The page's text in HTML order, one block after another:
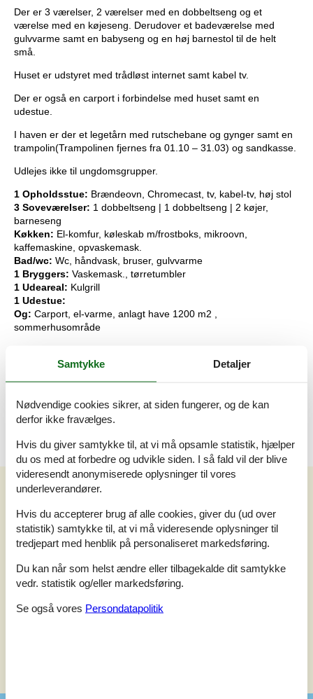
Der er 3 værelser, 2 værelser med en dobbeltseng og et
værelse med en køjeseng. Derudover et badeværelse med
gulvvarme samt en babyseng og en høj barnestol til de helt
små.
Huset er udstyret med trådløst internet samt kabel tv.
Der er også en carport i forbindelse med huset samt en
udestue.
I haven er der et legetårn med rutschebane og gynger samt en
trampolin(Trampolinen fjernes fra 01.10 – 31.03) og sandkasse.
Udlejes ikke til ungdomsgrupper.
1 Opholdsstue: Brændeovn, Chromecast, tv, kabel-tv, høj stol
3 Soveværelser: 1 dobbeltseng | 1 dobbeltseng | 2 køjer,
barneseng
Køkken: El-komfur, køleskab m/frostboks, mikroovn,
kaffemaskine, opvaskemask.
Bad/wc: Wc, håndvask, bruser, gulvvarme
1 Bryggers: Vaskemask., tørretumbler
1 Udeareal: Kulgrill
1 Udestue:
Og: Carport, el-varme, anlagt have 1200 m2 ,
sommerhusområde
Nøglen til ferieboligen er til rådighed fra kl. 16:00 på
Dette hus er udstyret med smart lock
Eksterne anmeldelser
Vores gæsteanmeldelser Eksterne anmeldelser
3,5
Ingen detaljerede eksterne anmeldelser
Samtykke Detaljer
Nødvendige cookies sikrer, at siden fungerer, og de kan
derfor ikke fravælges.
Hvis du giver samtykke til, at vi må opsamle statistik, hjælper
du os med at forbedre og udvikle siden. I så fald vil der blive
videresendt anonymiserede oplysninger til vores
underleverandører.
Hvis du accepterer brug af alle cookies, giver du (ud over
statistik) samtykke til, at vi må videresende oplysninger til
tredjepart med henblik på personaliseret markedsføring.
Du kan når som helst ændre eller tilbagekalde dit samtykke
vedr. statistik og/eller markedsføring.
Se også vores Persondatapolitik